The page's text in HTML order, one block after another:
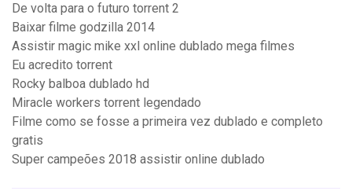
De volta para o futuro torrent 2
Baixar filme godzilla 2014
Assistir magic mike xxl online dublado mega filmes
Eu acredito torrent
Rocky balboa dublado hd
Miracle workers torrent legendado
Filme como se fosse a primeira vez dublado e completo
gratis
Super campeões 2018 assistir online dublado